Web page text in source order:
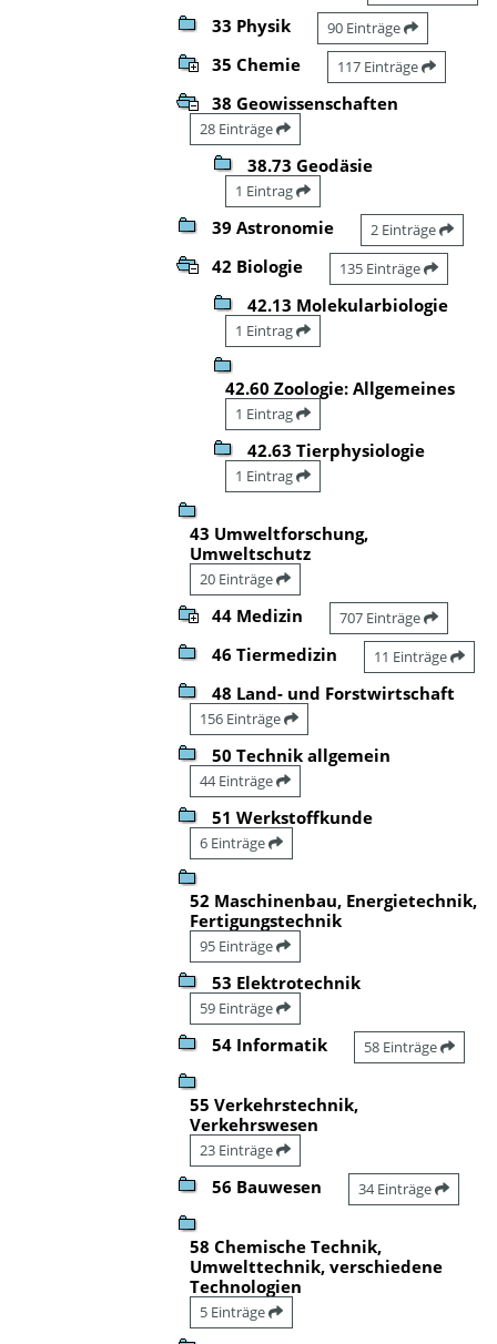
33 Physik 90 Einträge
35 Chemie 117 Einträge
38 Geowissenschaften
28 Einträge
38.73 Geodäsie
1 Eintrag
39 Astronomie 2 Einträge
42 Biologie 135 Einträge
42.13 Molekularbiologie
1 Eintrag
42.60 Zoologie: Allgemeines
1 Eintrag
42.63 Tierphysiologie
1 Eintrag
43 Umweltforschung,
Umweltschutz
20 Einträge
44 Medizin 707 Einträge
46 Tiermedizin 11 Einträge
48 Land- und Forstwirtschaft
156 Einträge
50 Technik allgemein
44 Einträge
51 Werkstoffkunde
6 Einträge
52 Maschinenbau, Energietechnik,
Fertigungstechnik
95 Einträge
53 Elektrotechnik
59 Einträge
54 Informatik 58 Einträge
55 Verkehrstechnik,
Verkehrswesen
23 Einträge
56 Bauwesen 34 Einträge
58 Chemische Technik,
Umwelttechnik, verschiedene
Technologien
5 Einträge